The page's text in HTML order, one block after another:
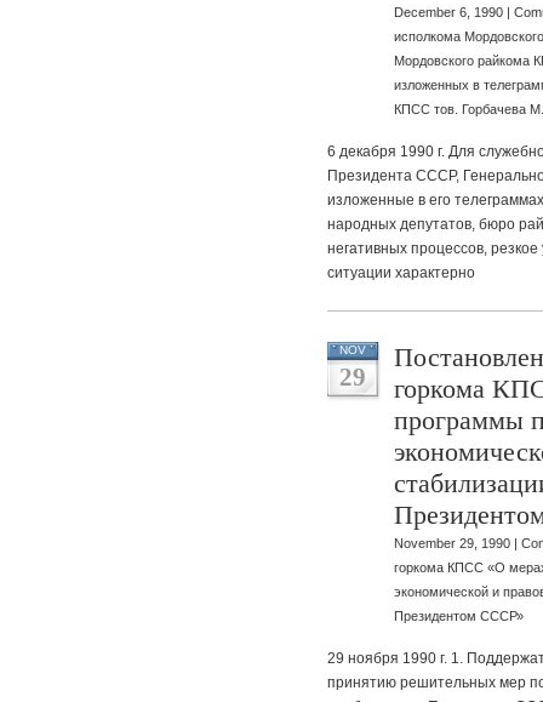
December 6, 1990 |
исполкома
Мордовского райкома
изложенных в
КПСС тов. Горбачева
6 декабря 1990 г. Для
Президента СССР,
изложенные в его
народных депутатов, бюро
негативных процессов,
ситуации характерно
NOV
29
горкома
программы
November 29, 1990 |
горкома КПСС «О
экономической и
Президентом СССР»
29 ноября 1990 г. 1.
принятию решительных мер